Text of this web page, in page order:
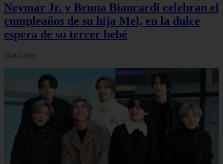
Neymar Jr. y Bruna Biancardi celebran el
cumpleaños de su hija Mel, en la dulce
espera de su tercer bebé
31/07/2026